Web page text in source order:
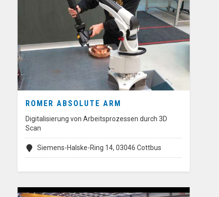
ROMER ABSOLUTE ARM
Digitalisierung von Arbeitsprozessen durch 3D
Scan
Siemens-Halske-Ring 14, 03046 Cottbus